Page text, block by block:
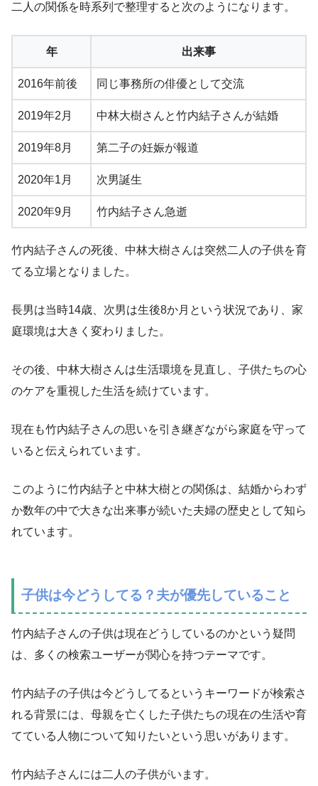
二人の関係を時系列で整理すると次のようになります。
年 出来事
2016年前後 同じ事務所の俳優として交流
2019年2月 中林大樹さんと竹内結子さんが結婚
2019年8月 第二子の妊娠が報道
2020年1月 次男誕生
2020年9月 竹内結子さん急逝
竹内結子さんの死後、中林大樹さんは突然二人の子供を育
てる立場となりました。
長男は当時14歳、次男は生後8か月という状況であり、家
庭環境は大きく変わりました。
その後、中林大樹さんは生活環境を見直し、子供たちの心
のケアを重視した生活を続けています。
現在も竹内結子さんの思いを引き継ぎながら家庭を守って
いると伝えられています。
このように竹内結子と中林大樹との関係は、結婚からわず
か数年の中で大きな出来事が続いた夫婦の歴史として知ら
れています。
子供は今どうしてる？夫が優先していること
竹内結子さんの子供は現在どうしているのかという疑問
は、多くの検索ユーザーが関心を持つテーマです。
竹内結子の子供は今どうしてるというキーワードが検索さ
れる背景には、母親を亡くした子供たちの現在の生活や育
てている人物について知りたいという思いがあります。
竹内結子さんには二人の子供がいます。